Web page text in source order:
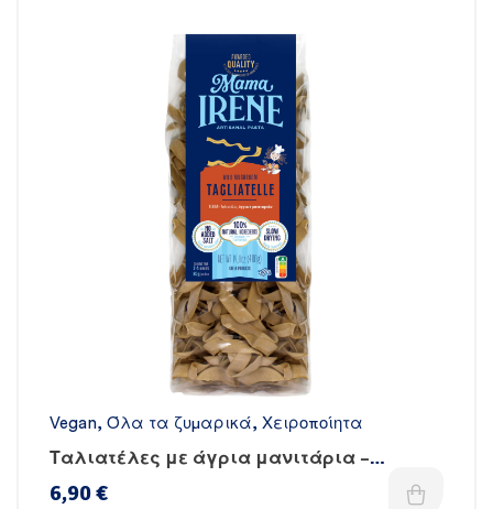
Vegan, Όλα τα ζυμαρικά, Χειροποίητα
Ταλιατέλες με άγρια μανιτάρια –
Χειροποίητες
6,90€